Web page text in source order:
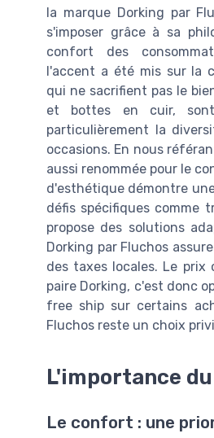
la marque Dorking par
s'imposer grâce à sa
confort des
l'accent a été mis sur la
qui ne sacrifient pas le
et bottes en cuir, sont
particulièrement la
occasions. En nous
aussi renommée pour le
d'esthétique démontre
défis spécifiques comme
propose des solutions
Dorking par Fluchos
des taxes locales. Le
paire Dorking, c'est donc
free ship sur certains
Fluchos reste un choix
L'importance
Le confort : une